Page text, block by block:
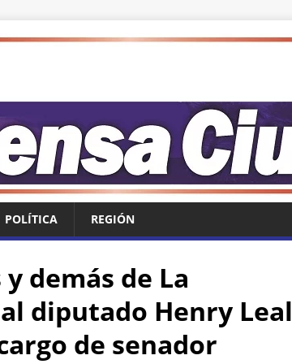
POLÍTICA REGIÓN
demás de La
diputado Henry Leal
de senador